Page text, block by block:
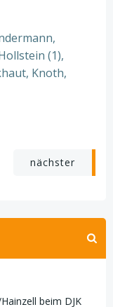
(1),
Knoth,
nächster
beim DJK